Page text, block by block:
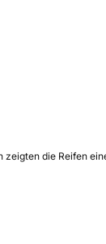
die Reifen